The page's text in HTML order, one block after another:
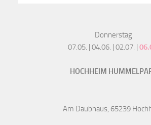
Donnerstag
07.05. | 04.06. | 02.07. |
HOCHHEIM
Am Daubhaus, 65239